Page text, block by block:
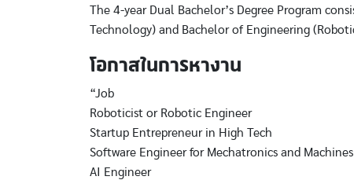
The 4-year Dual Bachelor’s Degree Program
Technology) and Bachelor of Engineering
โอกาสในการหางาน
“Job
Roboticist or Robotic Engineer
Startup Entrepreneur in High Tech
Software Engineer for Mechatronics and Machines
AI Engineer